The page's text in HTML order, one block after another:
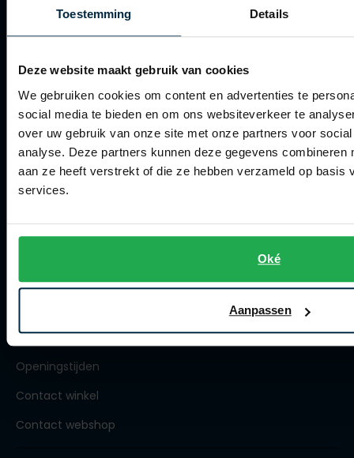
Toestemming Details
Deze website maakt gebruik van cookies
We gebruiken cookies om content en advertenties te
social media te bieden en om ons websiteverkeer te
over uw gebruik van onze site met onze partners voor
analyse. Deze partners kunnen deze gegevens combineren
aan ze heeft verstrekt of die ze hebben verzameld op basis
services.
Oké
Aanpassen
Betalen
Verzenden
Retourneren
Winkel
Openingstijden
Contact winkel
Contact webshop